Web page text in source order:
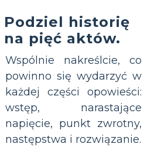
Podziel historię
na pięć aktów.
Wspólnie nakreślcie, co
powinno się wydarzyć w
każdej części opowieści:
wstęp, narastające
napięcie, punkt zwrotny,
następstwa i rozwiązanie.